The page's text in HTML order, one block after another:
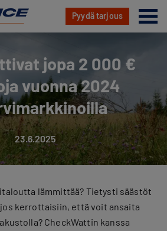
Pyydä tarjous
jopa 2 000 €
vuonna 2024
23.6.2025
lämmittää? Tietysti säästöt
kerrottaisiin, että voit ansaita
CheckWattin kanssa